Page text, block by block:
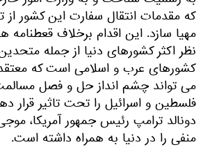
که مقدمات انتقال سفارت این کشور از
مهیا سازد. این اقدام برخلاف
نظر اکثر کشورهای دنیا از جمله متحدین
کشورهای عرب و اسلامی است که
می تواند چشم انداز حل و فصل
فلسطین و اسرائیل را تحت تاثیر قرار
دونالد ترامپ رئیس جمهور آمریکا،
منفی را در دنیا به همراه داشته است.